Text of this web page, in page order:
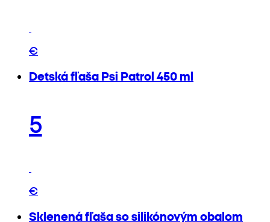
€
Detská fľaša Psi Patrol 450 ml
5
€
Sklenená fľaša so silikónovým obalom